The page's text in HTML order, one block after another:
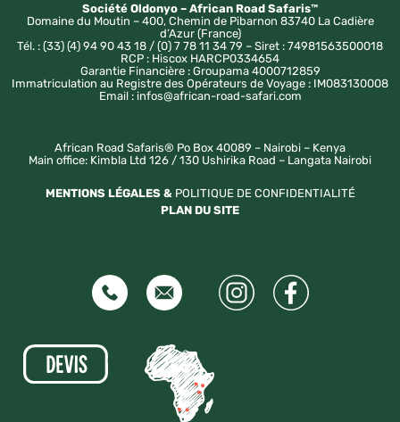
Société Oldonyo – African Road Safaris™
Domaine du Moutin – 400, Chemin de Pibarnon 83740 La Cadière
d’Azur (France)
Tél. : (33) (4) 94 90 43 18 / (0) 7 78 11 34 79 – Siret : 74981563500018
RCP : Hiscox HARCP0334654
Garantie Financière : Groupama 4000712859
Immatriculation au Registre des Opérateurs de Voyage : IM083130008
Email : infos@african-road-safari.com
African Road Safaris® Po Box 40089 – Nairobi – Kenya
Main office: Kimbla Ltd 126 / 130 Ushirika Road – Langata Nairobi
MENTIONS LÉGALES & POLITIQUE DE CONFIDENTIALITÉ
PLAN DU SITE